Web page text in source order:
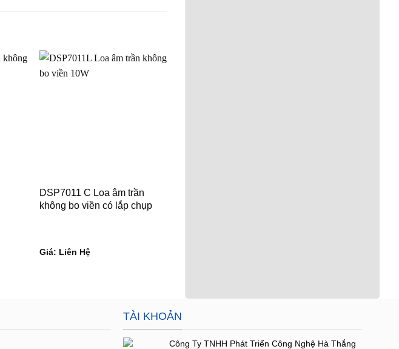
DSP7011 C Loa âm trần
không bo viền có lắp chụp
Giá: Liên Hệ
TÀI KHOẢN
Công Ty TNHH Phát Triển Công Nghệ Hà Thắng